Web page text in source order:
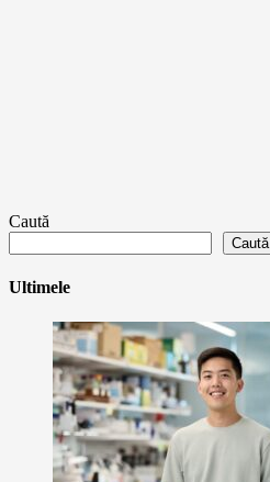
Caută
Caută
Ultimele